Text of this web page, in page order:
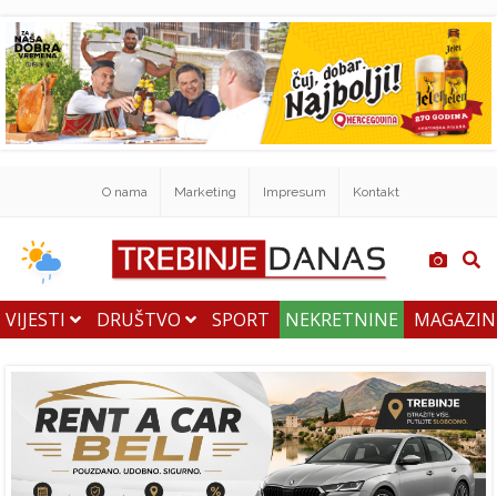
O nama Marketing Impresum Kontakt
VIJESTI DRUŠTVO SPORT NEKRETNINE